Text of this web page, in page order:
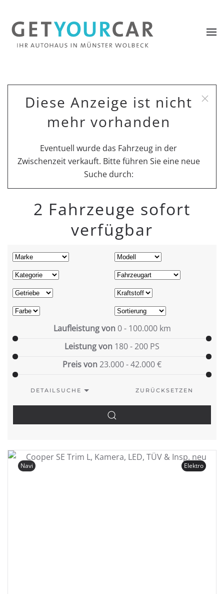
Diese Anzeige ist nicht
mehr vorhanden
Eventuell wurde das Fahrzeug in der
Zwischenzeit verkauft. Bitte führen Sie eine neue
Suche durch:
2 Fahrzeuge sofort
verfügbar
Laufleistung von 0 - 100.000km
Leistung von 180 - 200 PS
Preis von23.000 - 42.000€
DETAILSUCHE ZURÜCKSETZEN
Navi Elektro